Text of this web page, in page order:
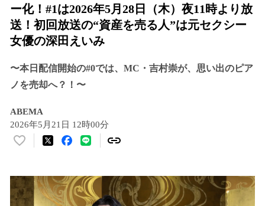
ー化！#1は2026年5月28日（木）夜11時より放
送！初回放送の“資産を売る人”は元セクシー
女優の深田えいみ
〜本日配信開始の#0では、MC・吉村崇が、思い出のピア
ノを売却へ？！〜
ABEMA
2026年5月21日 12時00分
い
！
数